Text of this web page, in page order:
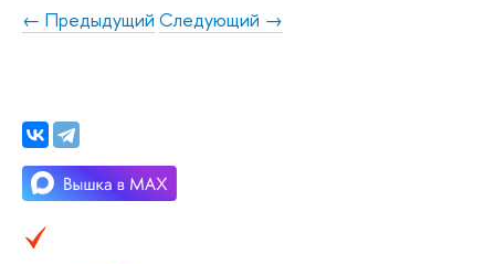
← Предыдущий Следующий →